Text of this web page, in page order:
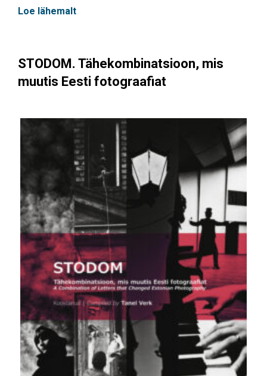
Loe lähemalt
STODOM. Tähekombinatsioon, mis
muutis Eesti fotograafiat